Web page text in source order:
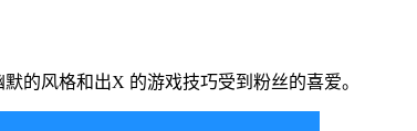
的风格和出X 的游戏技巧受到粉丝的喜爱。